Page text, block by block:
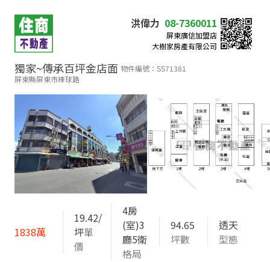
洪偉力 08-7360011
屏東廣信加盟店
大樹家房產有限公司
獨家~傳承百坪金店面 物件編號：SS71381
屏東縣屏東市棒球路​
1838萬
19.42/
坪單
價
4房
(室)3
廳5衛
格局
94.65
坪數
透天
型態